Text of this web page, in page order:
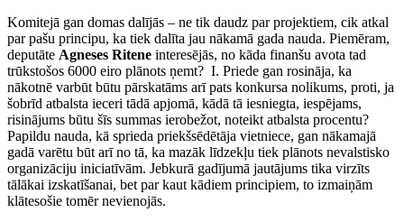
Komitejā gan domas dalījās – ne tik daudz par projektiem, cik atkal
par pašu principu, ka tiek dalīta jau nākamā gada nauda. Piemēram,
deputāte Agneses Ritene interesējās, no kāda finanšu avota tad
trūkstošos 6000 eiro plānots ņemt? I. Priede gan rosināja, ka
nākotnē varbūt būtu pārskatāms arī pats konkursa nolikums, proti, ja
šobrīd atbalsta ieceri tādā apjomā, kādā tā iesniegta, iespējams,
risinājums būtu šīs summas ierobežot, noteikt atbalsta procentu?
Papildu nauda, kā sprieda priekšsēdētāja vietniece, gan nākamajā
gadā varētu būt arī no tā, ka mazāk līdzekļu tiek plānots nevalstisko
organizāciju iniciatīvām. Jebkurā gadījumā jautājums tika virzīts
tālākai izskatīšanai, bet par kaut kādiem principiem, to izmaiņām
klātesošie tomēr nevienojās.